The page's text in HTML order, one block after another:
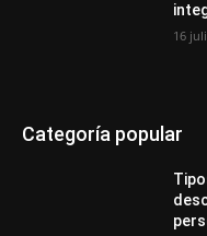
16
Categoría popular